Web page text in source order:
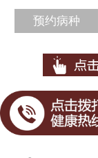
预约病种